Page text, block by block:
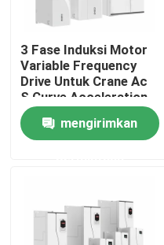
Rumah
Produk
Tentang kami
3 Fase Induksi Motor
Variable Frequency
Drive Untuk Crane Ac
S Curve Acceleration
Deceleration
mengirimkan